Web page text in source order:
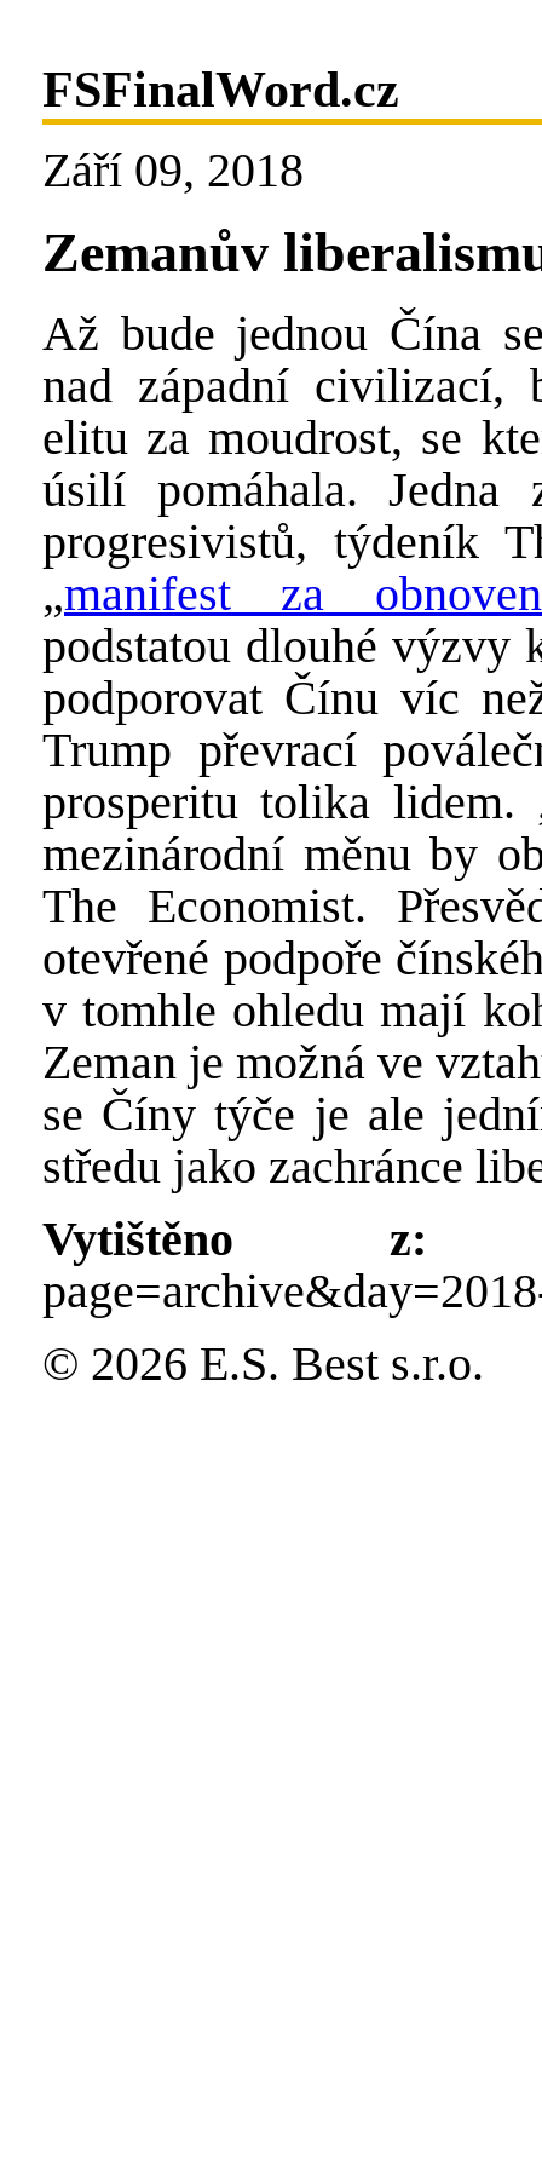
FSFinalWord.cz
Září 09, 2018
Zemanův
Až bude jednou Čína
nad západní civilizací,
elitu za moudrost, se
úsilí pomáhala. Jedna
progresivistů, týdeník
„manifest za
podstatou dlouhé výzvy
podporovat Čínu víc
Trump převrací
prosperitu tolika
mezinárodní měnu by
The Economist.
otevřené podpoře
v tomhle ohledu mají
Zeman je možná ve
se Číny týče je ale
středu jako zachránce
Vytištěno z:
© 2026 E.S. Best s.r.o.